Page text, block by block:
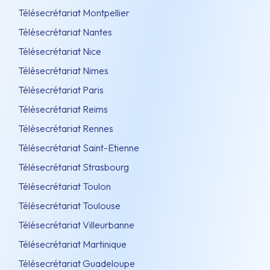
Télésecrétariat Montpellier
Télésecrétariat Nantes
Télésecrétariat Nice
Télésecrétariat Nimes
Télésecrétariat Paris
Télésecrétariat Reims
Télésecrétariat Rennes
Télésecrétariat Saint-Etienne
Télésecrétariat Strasbourg
Télésecrétariat Toulon
Télésecrétariat Toulouse
Télésecrétariat Villeurbanne
Télésecrétariat Martinique
Télésecrétariat Guadeloupe